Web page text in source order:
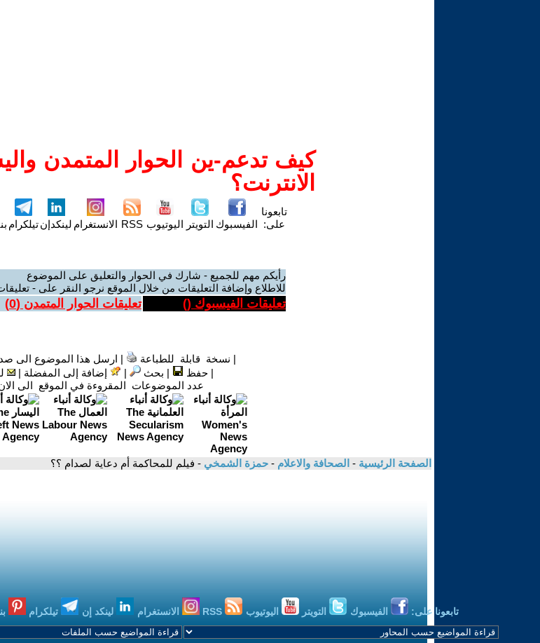
كيف تدعم-ين الحوار المتمدن
الانترنت؟
تابعونا
على: الفيسبوك التويتر اليوتيوب RSS الانستغرام لينكدإنتيلكرام
رأيكم مهم للجميع - شارك في الحوار والتعليق على الموضوع
للاطلاع وإضافة التعليقات من خلال الموقع نرجو النقر على -
تعليقات الفيسبوك () تعليقات الحوار المتمدن (0
)
| نسخة قابلة للطباعة | ارسل هذا الموضوع الى
|حفظ | بحث | إضافة إلى المفضلة |
عدد الموضوعات المقروءة في الموقع الى
الصفحة الرئيسية - الصحافة والاعلام - حمزة الشمخي - فيلم للمحاكمة أم دعاية لصدام ؟؟
تابعونا على: الفيسبوك التويتر اليوتيوب الانستغرام لينكد إن تيلكرام